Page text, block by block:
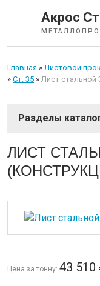
Акрос
Главная »Листовой
» Ст. 35 » Лист стальной
СОРТОВОЙ
ТРУБЫ
ИЗОЛЯЦИЯ
Лист
ЛИСТ
Цена за тонну: 43 510